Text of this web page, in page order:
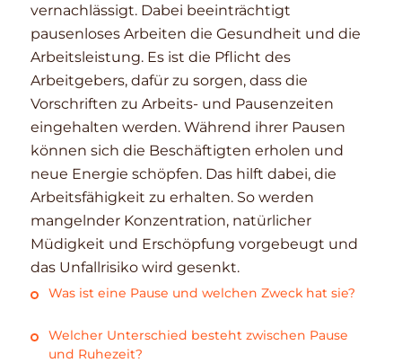
vernachlässigt. Dabei beeinträchtigt
pausenloses Arbeiten die Gesundheit und die
Arbeitsleistung. Es ist die Pflicht des
Arbeitgebers, dafür zu sorgen, dass die
Vorschriften zu Arbeits- und Pausenzeiten
eingehalten werden. Während ihrer Pausen
können sich die Beschäftigten erholen und
neue Energie schöpfen. Das hilft dabei, die
Arbeitsfähigkeit zu erhalten. So werden
mangelnder Konzentration, natürlicher
Müdigkeit und Erschöpfung vorgebeugt und
das Unfallrisiko wird gesenkt.
Was ist eine Pause und welchen Zweck hat sie?
Welcher Unterschied besteht zwischen Pause
und Ruhezeit?